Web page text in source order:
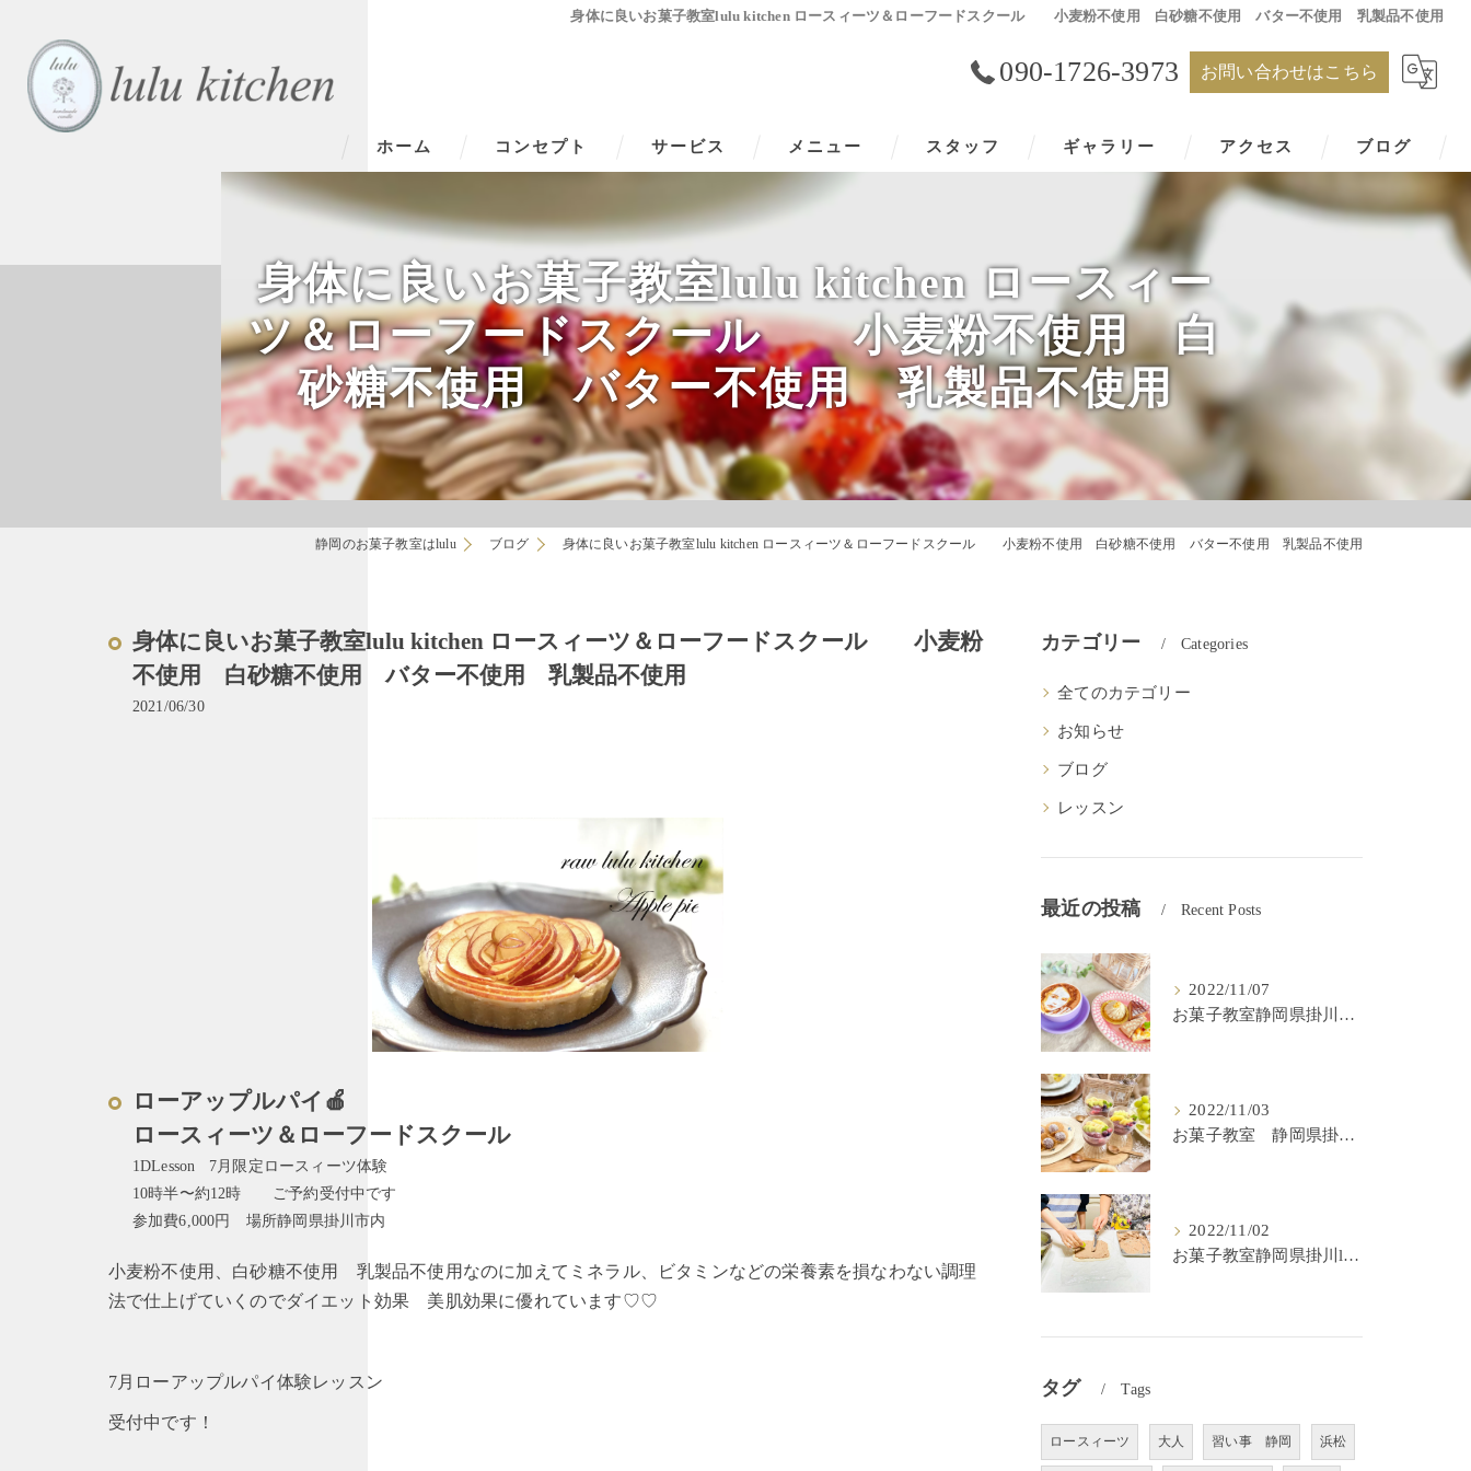
身体に良いお菓子教室lulu kitchen ロースィーツ＆ローフードスクール 小麦粉不使用 白砂糖不使用 バター不使用 乳製品不使用
090-1726-3973 お問い合わせはこちら
ホーム コンセプト サービス メニュー スタッフ ギャラリー アクセス ブログ
身体に良いお菓子教室lulu kitchen ロースィー
ツ＆ローフードスクール 小麦粉不使用 白
砂糖不使用 バター不使用 乳製品不使用
静岡のお菓子教室はlulu ブログ 身体に良いお菓子教室lulu kitchen ロースィーツ＆ローフードスクール 小麦粉不使用 白砂糖不使用 バター不使用 乳製品不使用
身体に良いお菓子教室lulu kitchen ロースィーツ＆ローフードスクール 小麦粉
不使用 白砂糖不使用 バター不使用 乳製品不使用
2021/06/30
ローアップルパイ🍎
ロースィーツ＆ローフードスクール
1DLesson 7月限定ロースィーツ体験
10時半〜約12時 ご予約受付中です
参加費6,000円 場所静岡県掛川市内
小麦粉不使用、白砂糖不使用 乳製品不使用なのに加えてミネラル、ビタミンなどの栄養素を損なわない調理
法で仕上げていくのでダイエット効果 美肌効果に優れています♡♡
7月ローアップルパイ体験レッスン
受付中です！
カテゴリー Categories
全てのカテゴリー
お知らせ
ブログ
レッスン
最近の投稿 Recent Posts
2022/11/07
お菓子教室静岡県掛川市lulu kitchen
2022/11/03
お菓子教室 静岡県掛川市 lulu kitchen
2022/11/02
お菓子教室静岡県掛川lulu kitchen
タグ Tags
ロースィーツ 大人 習い事 静岡 浜松